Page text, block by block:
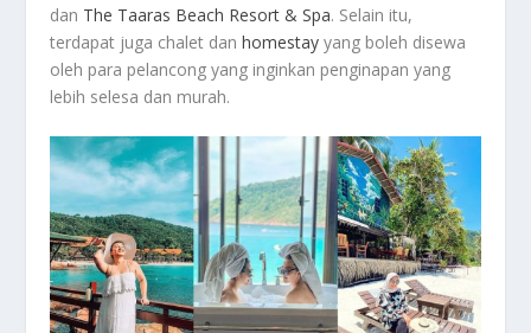
dan The Taaras Beach Resort & Spa. Selain itu,
terdapat juga chalet danhomestay yang boleh disewa
oleh para pelancong yang inginkan penginapan yang
lebih selesa dan murah.